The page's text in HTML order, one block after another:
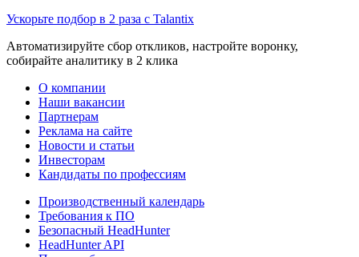
Ускорьте подбор в 2 раза с Talantix
Автоматизируйте сбор откликов, настройте воронку,
собирайте аналитику в 2 клика
О компании
Наши вакансии
Партнерам
Реклама на сайте
Новости и статьи
Инвесторам
Кандидаты по профессиям
Производственный календарь
Требования к ПО
Безопасный HeadHunter
HeadHunter API